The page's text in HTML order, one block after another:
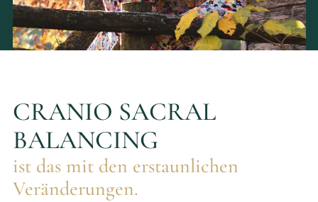
CRANIO SACRAL
BALANCING
ist das mit den erstaunlichen
Veränderungen.